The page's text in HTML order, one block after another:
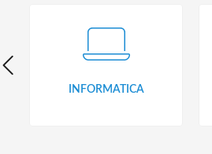
INFORMATICA